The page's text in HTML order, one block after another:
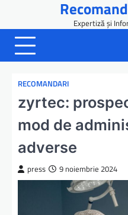
content
Expertiză și
RECOMANDARI
zyrtec:
mod de
adverse
press 9 noiembrie 2024